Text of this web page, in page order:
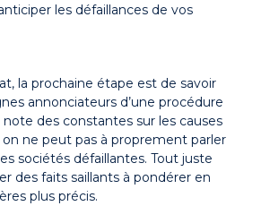
les défaillances de vos
la prochaine étape est de savoir
annonciateurs d’une procédure
note des constantes sur les causes
on ne peut pas à proprement parler
sociétés défaillantes. Tout juste
des faits saillants à pondérer en
plus précis.